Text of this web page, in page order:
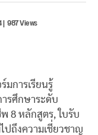
|987 Views
มการเรียนรู้
รศึกษาระดับ
8 หลักสูตร, ใบรับ
ปถึงความเชี่ยวชาญ